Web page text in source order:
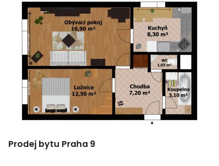
Prodej bytu Praha 9